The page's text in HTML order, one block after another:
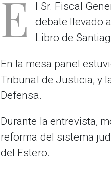
E
l Sr. Fiscal
debate llevado
Libro de
En la mesa panel
Tribunal de Justicia, y
Defensa.
Durante la entrevista,
reforma del sistema
del Estero.